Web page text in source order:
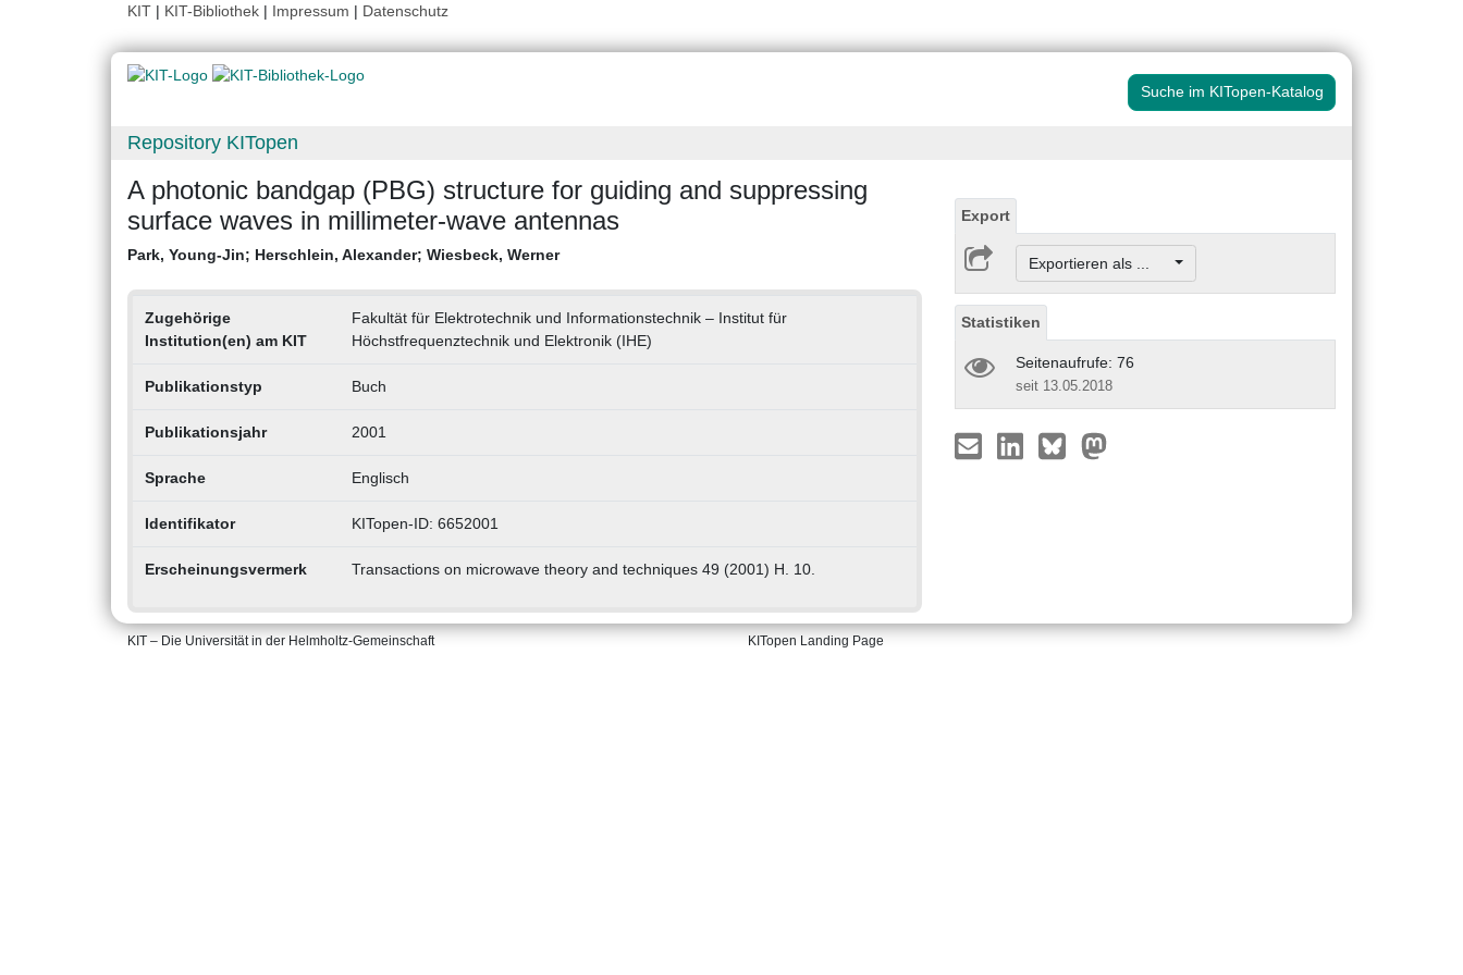
KIT | KIT-Bibliothek | Impressum | Datenschutz
Suche im KITopen-Katalog
Repository KITopen
A photonic bandgap (PBG) structure for guiding and suppressing
surface waves in millimeter-wave antennas
Park, Young-Jin; Herschlein, Alexander; Wiesbeck, Werner
Zugehörige
Institution(en) am KIT
Fakultät für Elektrotechnik und Informationstechnik – Institut für
Höchstfrequenztechnik und Elektronik (IHE)
Publikationstyp Buch
Publikationsjahr 2001
Sprache Englisch
Identifikator KITopen-ID: 6652001
Erscheinungsvermerk Transactions on microwave theory and techniques 49 (2001) H. 10.
Export
Exportieren als ...
Statistiken
Seitenaufrufe: 76
seit 13.05.2018
KIT – Die Universität in der Helmholtz-Gemeinschaft KITopen Landing Page